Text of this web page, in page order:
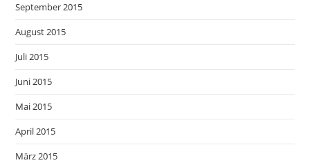
September 2015
August 2015
Juli 2015
Juni 2015
Mai 2015
April 2015
März 2015